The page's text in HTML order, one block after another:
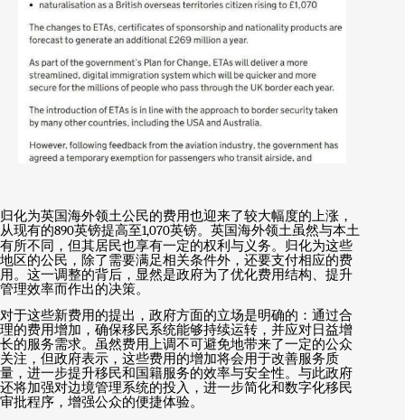
归化为英国海外领土公民的费用也迎来了较大幅度的上涨，
从现有的890英镑提高至1,070英镑。英国海外领土虽然与本土
有所不同，但其居民也享有一定的权利与义务。归化为这些
地区的公民，除了需要满足相关条件外，还要支付相应的费
用。这一调整的背后，显然是政府为了优化费用结构、提升
管理效率而作出的决策。
对于这些新费用的提出，政府方面的立场是明确的：通过合
理的费用增加，确保移民系统能够持续运转，并应对日益增
长的服务需求。虽然费用上调不可避免地带来了一定的公众
关注，但政府表示，这些费用的增加将会用于改善服务质
量，进一步提升移民和国籍服务的效率与安全性。与此政府
还将加强对边境管理系统的投入，进一步简化和数字化移民
审批程序，增强公众的便捷体验。